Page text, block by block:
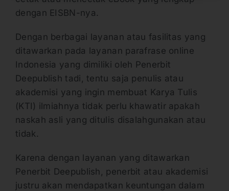
dengan EISBN-nya.
Dengan berbagai layanan atau fasilitas yang
ditawarkan pada layanan parafrase online
Indonesia yang dimiliki oleh Penerbit
Deepublish tadi, tentu saja penulis atau
akademisi yang ingin membuat Karya Tulis
(KTI) ilmiahnya tidak perlu khawatir apakah
naskah asli yang ditulis disalahgunakan atau
tidak.
Karena dengan layanan yang ditawarkan
Penerbit Deepublish, penerbit atau akademisi
justru akan mendapatkan keuntungan dalam